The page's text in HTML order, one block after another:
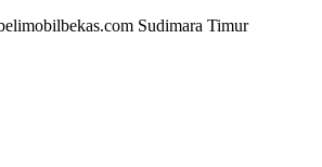
Sudimara Timur